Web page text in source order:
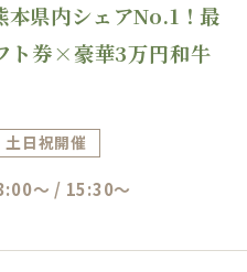
本県内シェアNo.1！最
ト券×豪華3万円和牛
土日祝開催
～ / 15:30～